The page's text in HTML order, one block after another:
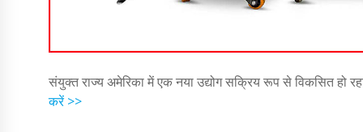
संयुक्त राज्य अमेरिका में एक नया उद्योग सक्रिय रूप से विकसित हो
करें >>